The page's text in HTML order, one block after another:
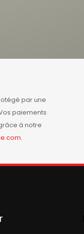
par une
paiements
à notre
.